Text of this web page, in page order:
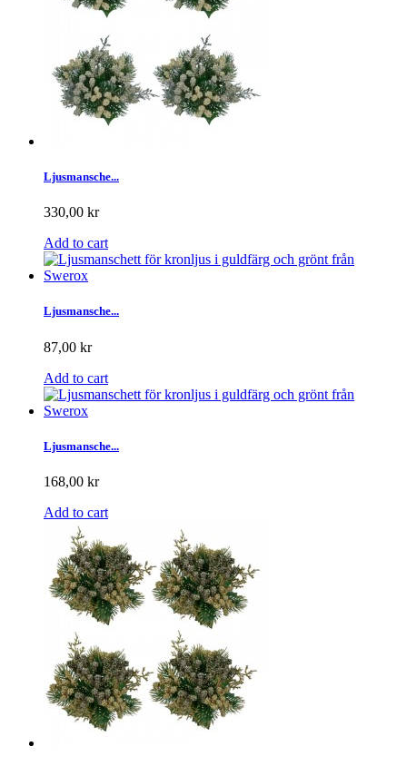
Ljusmansche...
330,00 kr
Add to cart
Ljusmansche...
87,00 kr
Add to cart
Ljusmansche...
168,00 kr
Add to cart